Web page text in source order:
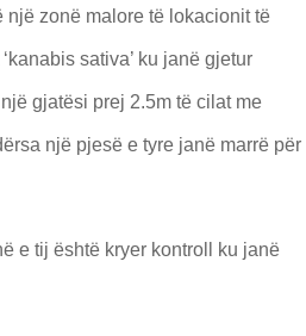
zonë malore të lokacionit të
sativa’ ku janë gjetur
gjatësi prej 2.5m të cilat me
një pjesë e tyre janë marrë për
e tij është kryer kontroll ku janë